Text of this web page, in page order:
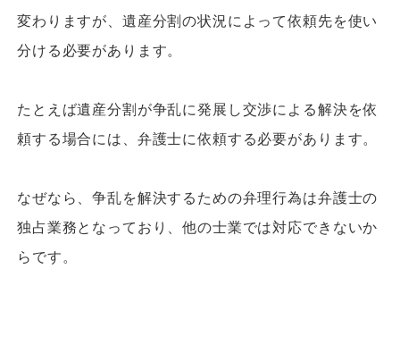
変わりますが、遺産分割の状況によって依頼先を使い
分ける必要があります。
たとえば遺産分割が争乱に発展し交渉による解決を依
頼する場合には、弁護士に依頼する必要があります。
なぜなら、争乱を解決するための弁理行為は弁護士の
独占業務となっており、他の士業では対応できないか
らです。